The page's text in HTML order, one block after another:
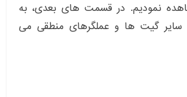
نمودیم. در قسمت های بعدی، به
سایر گیت ها و عملگرهای منطقی می